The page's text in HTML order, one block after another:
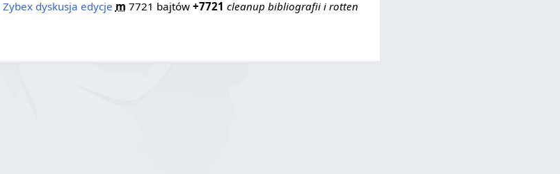
Zybex dyskusja edycje m 7721 bajtów +7721 cleanup bibliografii i rotten